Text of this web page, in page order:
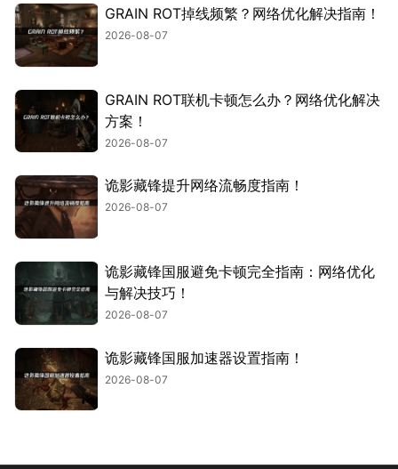
GRAIN ROT掉线频繁？网络优化解决指南！
2026-08-07
GRAIN ROT联机卡顿怎么办？网络优化解决
方案！
2026-08-07
诡影藏锋提升网络流畅度指南！
2026-08-07
诡影藏锋国服避免卡顿完全指南：网络优化
与解决技巧！
2026-08-07
诡影藏锋国服加速器设置指南！
2026-08-07